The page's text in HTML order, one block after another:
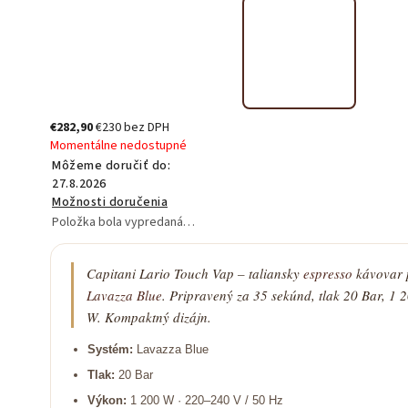
€282,90€230 bez DPH
Momentálne nedostupné
Môžeme doručiť do:
27.8.2026
Možnosti doručenia
Položka bola vypredaná…
Capitani Lario Touch Vap – taliansky espresso kávovar
Lavazza Blue. Pripravený za 35 sekúnd, tlak 20 Bar, 1
W. Kompaktný dizájn.
Systém: Lavazza Blue
Tlak: 20 Bar
Výkon: 1 200 W · 220–240 V / 50 Hz